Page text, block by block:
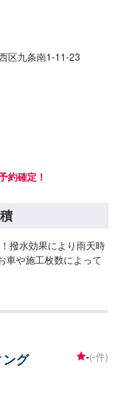
区九条南1-11-23
約確定！
撥水効果により雨天時
車や施工枚数によって
グ -(-件)